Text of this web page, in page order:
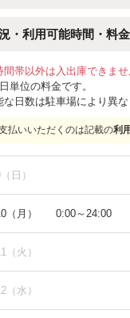
・利用可能時間・料金
間帯以外は入出庫できま
単位の料金です。
な日数は駐車場により異な
払いいただくのは記載の利
日）
（月） 0:00～ 24:00
（火）
（水）